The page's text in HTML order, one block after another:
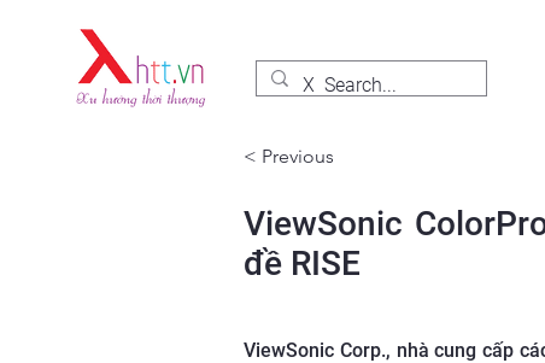
< Previous
ViewSonic
đề RISE
ViewSonic Corp., nhà cung cấp